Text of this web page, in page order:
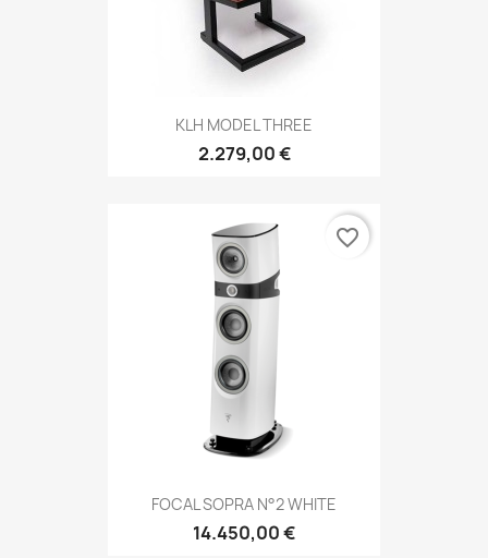
KLH MODEL THREE
2.279,00 €
FOCAL SOPRA N°2 WHITE
14.450,00 €
favorite_border